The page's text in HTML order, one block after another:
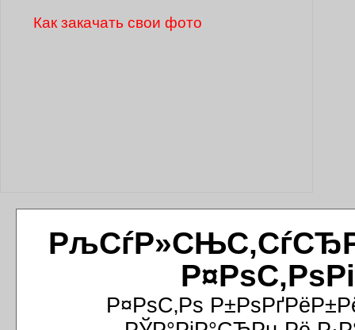
Р¤РѕС‚Рѕ
Как закачать свои фото